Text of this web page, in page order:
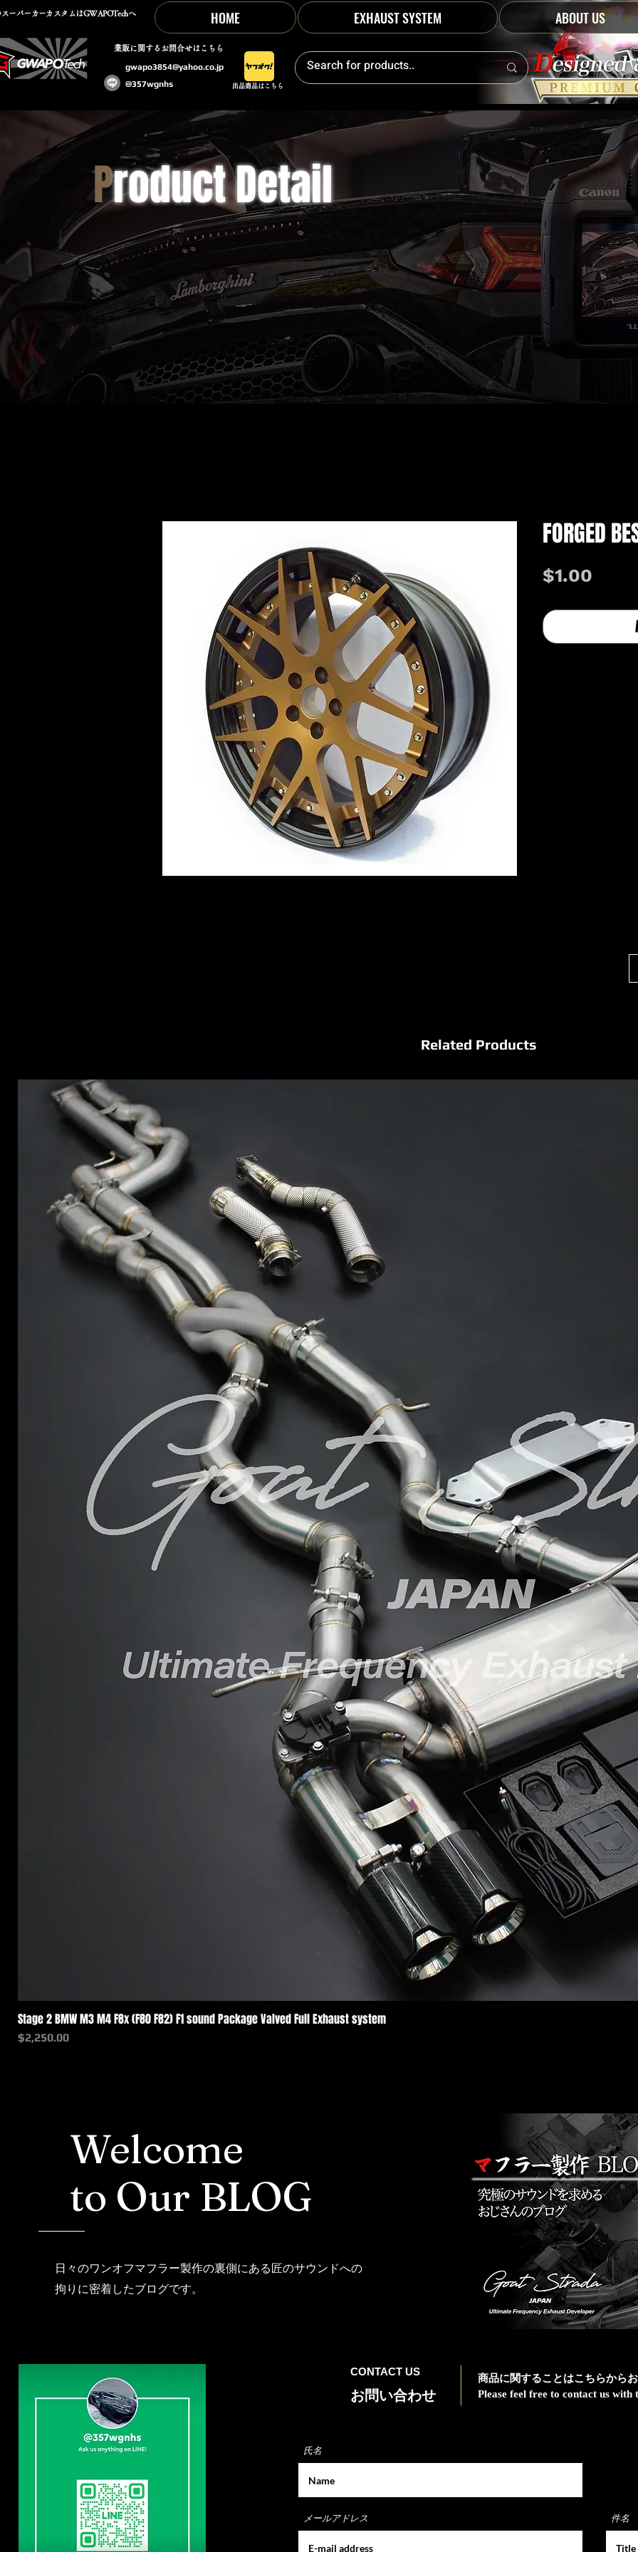
ーパーカーカスタムはGWAPOTechへ
​業販に関するお問合せはこちら
gwapo3854@yahoo.co.jp
@357wgnhs
出品商品はこちら
HOME EXHAUST SYSTEM ABOUT US
Product Detail
FORGED
$1.00
Related Products
Stage 2 BMW M3 M4 F8x (F80 F82) F1 sound Package Valved Full Exhaust system
価格
$2,250.00
Welcome
to Our BLOG
日々のワンオフマフラー製作の裏側にある匠のサウンドへの
拘りに密着したブログです。
商品に関することはこちらから
Please feel free to contact us
CONTACT US
お問い合わせ
氏名
メールアドレス 件名